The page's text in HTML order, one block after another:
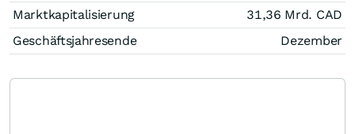
Marktkapitalisierung
31,36 Mrd. CAD
Geschäftsjahresende
Dezember